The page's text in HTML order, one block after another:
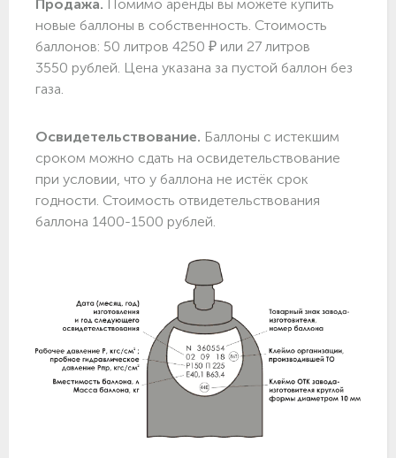
Продажа. Помимо аренды вы можете купить
новые баллоны в собственность. Стоимость
баллонов: 50 литров 4250 ₽ или 27 литров
3550 рублей. Цена указана за пустой баллон без
газа.
Освидетельствование. Баллоны с истекшим
сроком можно сдать на освидетельствование
при условии, что у баллона не истёк срок
годности. Стоимость отвидетельствования
баллона 1400-1500 рублей.